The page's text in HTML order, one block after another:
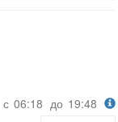
с 06:18 до 19:48